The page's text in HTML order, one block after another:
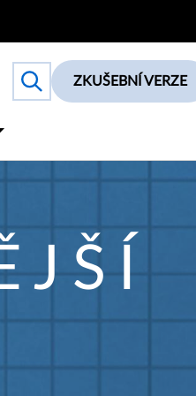
Toggle search box
ZKUŠEBNÍ VERZE